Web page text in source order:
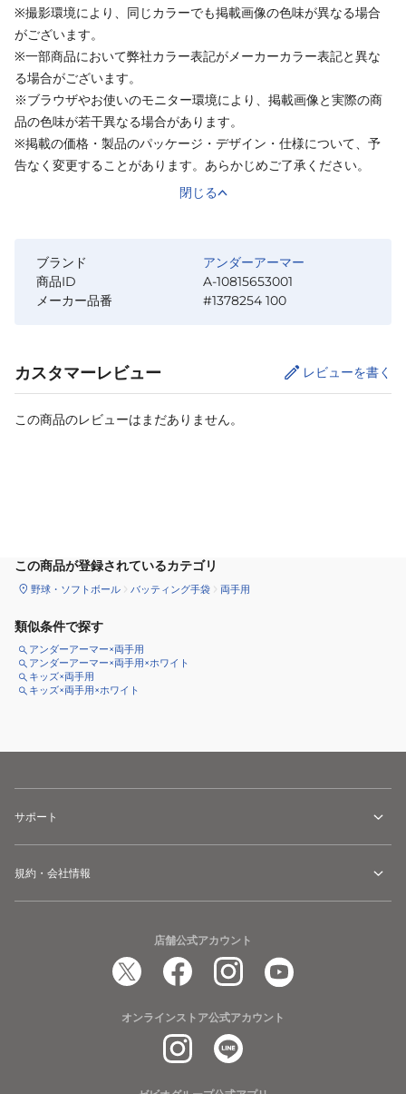
※撮影環境により、同じカラーでも掲載画像の色味が異なる場合
がございます。
※一部商品において弊社カラー表記がメーカーカラー表記と異な
る場合がございます。
※ブラウザやお使いのモニター環境により、掲載画像と実際の商
品の色味が若干異なる場合があります。
※掲載の価格・製品のパッケージ・デザイン・仕様について、予
告なく変更することがあります。あらかじめご了承ください。
閉じる
ブランド
アンダーアーマー
商品ID
A-10815653001
メーカー品番
#1378254 100
カスタマーレビュー レビューを書く
この商品のレビューはまだありません。
この商品が登録されているカテゴリ
野球・ソフトボール バッティング手袋 両手用
類似条件で探す
アンダーアーマー×両手用
アンダーアーマー×両手用×ホワイト
キッズ×両手用
キッズ×両手用×ホワイト
サポート
規約・会社情報
店舗公式アカウント
オンラインストア公式アカウント